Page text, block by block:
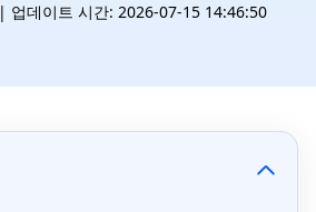
| 업데이트 시간: 2026-07-15 14:46:50